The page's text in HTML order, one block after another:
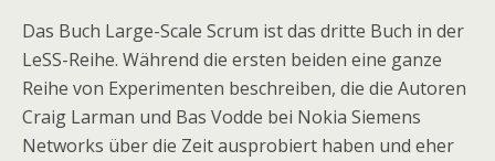
Das Buch Large-Scale Scrum ist das dritte Buch in der
LeSS-Reihe. Während die ersten beiden eine ganze
Reihe von Experimenten beschreiben, die die Autoren
Craig Larman und Bas Vodde bei Nokia Siemens
Networks über die Zeit ausprobiert haben und eher